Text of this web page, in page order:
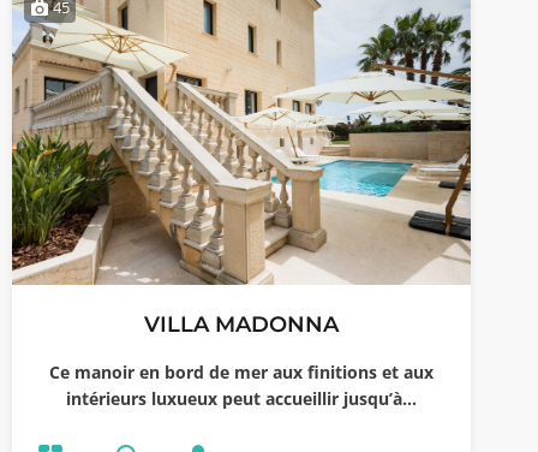
45
VILLA MADONNA
Ce manoir en bord de mer aux finitions et aux
intérieurs luxueux peut accueillir jusqu’à…